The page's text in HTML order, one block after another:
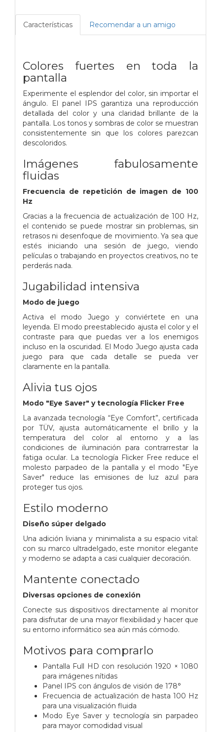
Características Recomendar a un amigo
Colores fuertes en toda la
pantalla
Experimente el esplendor del color, sin importar el
ángulo. El panel IPS garantiza una reproducción
detallada del color y una claridad brillante de la
pantalla. Los tonos y sombras de color se muestran
consistentemente sin que los colores parezcan
descoloridos.
Imágenes fabulosamente
fluidas
Frecuencia de repetición de imagen de 100
Hz
Gracias a la frecuencia de actualización de 100 Hz,
el contenido se puede mostrar sin problemas, sin
retrasos ni desenfoque de movimiento. Ya sea que
estés iniciando una sesión de juego, viendo
películas o trabajando en proyectos creativos, no te
perderás nada.
Jugabilidad intensiva
Modo de juego
Activa el modo Juego y conviértete en una
leyenda. El modo preestablecido ajusta el color y el
contraste para que puedas ver a los enemigos
incluso en la oscuridad. El Modo Juego ajusta cada
juego para que cada detalle se pueda ver
claramente en la pantalla.
Alivia tus ojos
Modo "Eye Saver" y tecnología Flicker Free
La avanzada tecnología “Eye Comfort”, certificada
por TÜV, ajusta automáticamente el brillo y la
temperatura del color al entorno y a las
condiciones de iluminación para contrarrestar la
fatiga ocular. La tecnología Flicker Free reduce el
molesto parpadeo de la pantalla y el modo "Eye
Saver" reduce las emisiones de luz azul para
proteger tus ojos.
Estilo moderno
Diseño súper delgado
Una adición liviana y minimalista a su espacio vital:
con su marco ultradelgado, este monitor elegante
y moderno se adapta a casi cualquier decoración.
Mantente conectado
Diversas opciones de conexión
Conecte sus dispositivos directamente al monitor
para disfrutar de una mayor flexibilidad y hacer que
su entorno informático sea aún más cómodo.
Motivos para comprarlo
Pantalla Full HD con resolución 1920 × 1080
para imágenes nítidas
Panel IPS con ángulos de visión de 178°
Frecuencia de actualización de hasta 100 Hz
para una visualización fluida
Modo Eye Saver y tecnología sin parpadeo
para mayor comodidad visual